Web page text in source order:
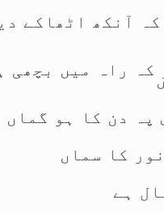
آنکھ اٹھاکے
کہ راہ میں بچھی
پہ دن کا ہو گماں
کا سماں
ہے